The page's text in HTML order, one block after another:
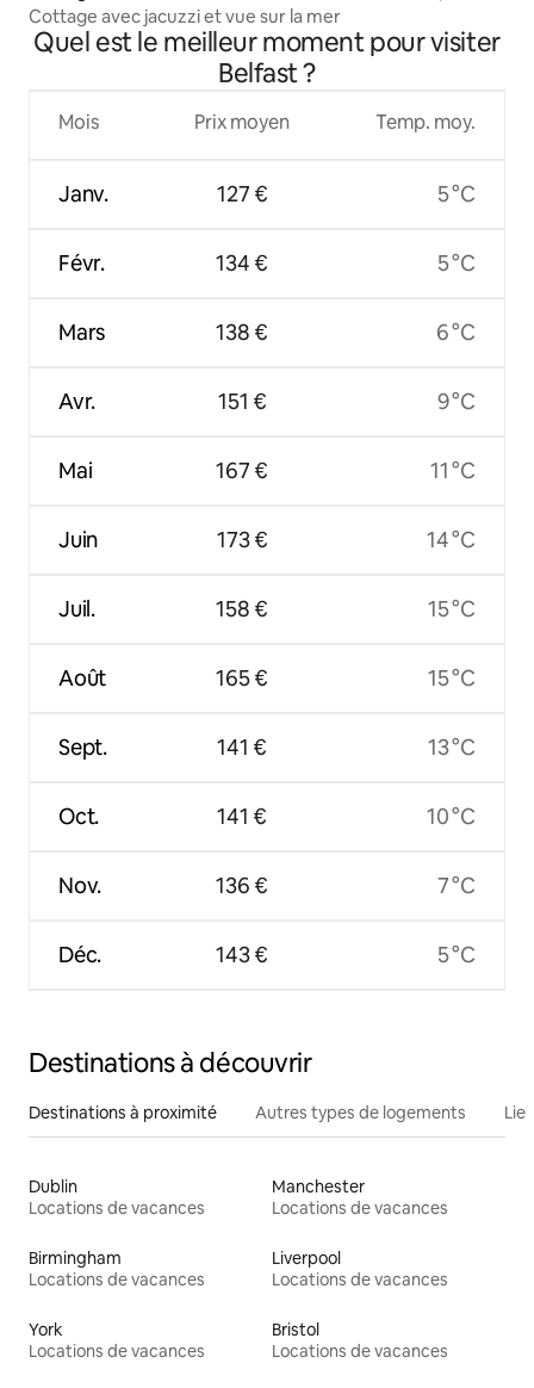
Cottage avec jacuzzi et vue sur la mer
Quel est le meilleur moment pour visiter
Belfast ?
Mois
Janv.
Févr.
Mars
Avr.
Mai
Juin
Juil.
Août
Sept.
Oct.
Nov.
Déc.
Prix moyen
127 €
134 €
138 €
151 €
167 €
173 €
158 €
165 €
141 €
141 €
136 €
143 €
Temp. moy.
5 °C
5 °C
6 °C
9 °C
11 °C
14 °C
15 °C
15 °C
13 °C
10 °C
7 °C
5 °C
Destinations à découvrir
Destinations à proximité Autres types de logements
Dublin
Locations de vacances
Manchester
Locations de vacances
Birmingham
Locations de vacances
Liverpool
Locations de vacances
York
Locations de vacances
Bristol
Locations de vacances